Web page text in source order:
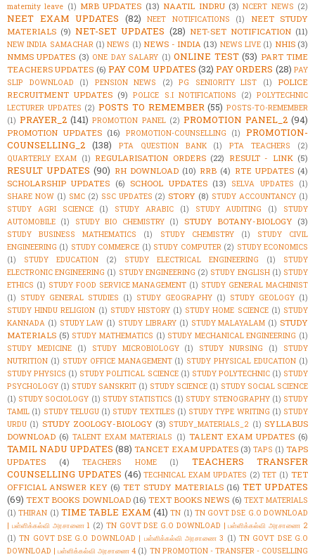
maternity leave (1) MRB UPDATES (13) NAATIL INDRU (3) NCERT NEWS (2)
NEET EXAM UPDATES (82) NEET NOTIFICATIONS (1)
NEET STUDY
MATERIALS (9) NET-SET UPDATES (28) NET-SET NOTIFICATION (11)
NEW INDIA SAMACHAR (1) NEWS (1) NEWS - INDIA (13) NEWS LIVE (1) NHIS (3)
NMMS UPDATES (3) ONE DAY SALARY (1) ONLINE TEST (53) PART TIME
TEACHERS UPDATES (6) PAY COM UPDATES (32) PAY ORDERS (28) PAY
SLIP DOWNLOAD
(1) PENSION NEWS (2) PG SENIORITY LIST (1)
POLICE
RECRUITMENT UPDATES (9) POLICE S.I NOTIFICATIONS (2) POLYTECHNIC
LECTURER UPDATES (2) POSTS TO REMEMBER (55) POSTS-TO-REMEMBER
(1) PRAYER_2 (141) PROMOTION PANEL (2) PROMOTION PANEL_2 (94)
PROMOTION UPDATES (16) PROMOTION-COUNSELLING (1)
PROMOTION-
COUNSELLING_2 (138) PTA QUESTION BANK (1) PTA TEACHERS
(2)
QUARTERLY EXAM (1) REGULARISATION ORDERS (22) RESULT - LINK (5)
RESULT UPDATES (90) RH DOWNLOAD (10) RRB (4) RTE UPDATES (4)
SCHOLARSHIP UPDATES (6) SCHOOL UPDATES (13) SELVA UPDATES
(1)
SHARE NOW (1) SMC (2) SSC UPDATES (2) STORY (8) STUDY ACCOUNTANCY (1)
STUDY AGRI SCIENCE
(1) STUDY ARABIC (1) STUDY AUDITING (1)
STUDY
AUTOMOBILE (1) STUDY BIO CHEMISTRY (1) STUDY BOTANY-BIOLOGY (3)
STUDY BUSINESS MATHEMATICS (1) STUDY CHEMISTRY (1)
STUDY CIVIL
ENGINEERING (1) STUDY COMMERCE (1) STUDY COMPUTER (2) STUDY ECONOMICS
(1)
STUDY EDUCATION (2) STUDY ELECTRICAL ENGINEERING (1)
STUDY
ELECTRONIC ENGINEERING (1) STUDY ENGINEERING (2) STUDY ENGLISH (1) STUDY
ETHICS (1) STUDY FOOD SERVICE MANAGEMENT (1) STUDY GENERAL MACHINIST
(1) STUDY GENERAL STUDIES (1) STUDY GEOGRAPHY (1) STUDY GEOLOGY (1)
STUDY HINDU RELIGION (1) STUDY HISTORY (1) STUDY HOME SCIENCE (1) STUDY
KANNADA (1) STUDY LAW (1) STUDY LIBRARY (1) STUDY MALAYALAM (1) STUDY
MATERIALS (5) STUDY MATHEMATICS (1) STUDY MECHANICAL ENGINEERING (1)
STUDY MEDICINE
(1) STUDY MICROBIOLOGY (1) STUDY NURSING (1)
STUDY
NUTRITION (1) STUDY OFFICE MANAGEMENT (1) STUDY PHYSICAL EDUCATION (1)
STUDY PHYSICS (1) STUDY POLITICAL SCIENCE (1) STUDY POLYTECHNIC (1) STUDY
PSYCHOLOGY (1) STUDY SANSKRIT (1) STUDY SCIENCE (1) STUDY SOCIAL SCIENCE
(1) STUDY SOCIOLOGY (1) STUDY STATISTICS (1) STUDY STENOGRAPHY (1) STUDY
TAMIL (1) STUDY TELUGU (1) STUDY TEXTILES (1) STUDY TYPE WRITING (1) STUDY
URDU (1) STUDY ZOOLOGY-BIOLOGY (3) STUDY_MATERIALS_2 (1) SYLLABUS
DOWNLOAD (6) TALENT EXAM MATERIALS (1) TALENT EXAM UPDATES (6)
TAMIL NADU UPDATES (88) TANCET EXAM UPDATES (3) TAPS (1) TAPS
UPDATES
(4) TEACHERS HOME (1)
TEACHERS TRANSFER
COUNSELLING UPDATES (46) TECHNICAL EXAM UPDATES (2) TET (1) TET
OFFICIAL ANSWER KEY (6) TET STUDY MATERIALS (16) TET UPDATES
(69) TEXT BOOKS DOWNLOAD (16) TEXT BOOKS NEWS (6) TEXT MATERIALS
(1) THIRAN (1) TIME TABLE EXAM (41) TN (1) TN GOVT DSE G.O DOWNLOAD
| பள்ளிக்கல்வி அரசாணை 1 (2) TN GOVT DSE G.O DOWNLOAD | பள்ளிக்கல்வி அரசாணை 2
(1) TN GOVT DSE G.O DOWNLOAD | பள்ளிக்கல்வி அரசாணை 3 (1) TN GOVT DSE G.O
DOWNLOAD | பள்ளிக்கல்வி அரசாணை 4 (1) TN PROMOTION - TRANSFER - COUSELLING